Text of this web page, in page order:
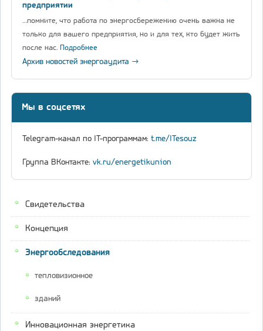
Свидетельства
Концепция
Энергообследования
тепловизионное
зданий
Инновационная энергетика
предприятии
…помните, что работа по энергосбережению очень важна не
только для вашего предприятия, но и для тех, кто будет жить
после нас. Подробнее
Архив новостей энергоаудита →
Мы в соцсетях
Telegram-канал по IT-программам: t.me/ITesouz
Группа ВКонтакте: vk.ru/energetikunion